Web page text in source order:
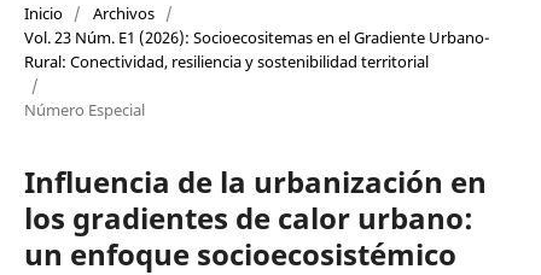
Inicio / Archivos /
Vol. 23 Núm. E1 (2026): Socioecositemas en el Gradiente Urbano-
Rural: Conectividad, resiliencia y sostenibilidad territorial
/
Número Especial
Influencia de la urbanización en
los gradientes de calor urbano:
un enfoque socioecosistémico